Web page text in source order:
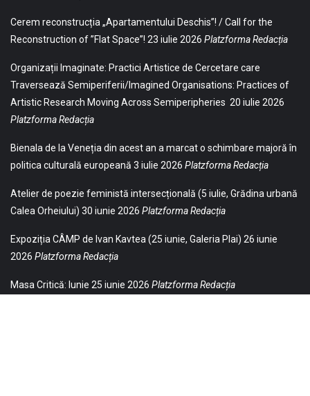
Cerem reconstrucția „Apartamentului Deschis”! / Call for the
Reconstruction of ”Flat Space”! 23 iulie 2026 Platzforma Redacția
Organizații Imaginate: Practici Artistice de Cercetare care
Traversează Semiperiferii/Imagined Organisations: Practices of
Artistic Research Moving Across Semiperipheries 20 iulie 2026
Platzforma Redacția
Bienala de la Veneția din acest an a marcat o schimbare majoră în
politica culturală europeană 3 iulie 2026 Platzforma Redacția
Atelier de poezie feministă intersecțională (5 iulie, Grădina urbană
Calea Orheiului) 30 iunie 2026 Platzforma Redacția
Expoziția CÂMP de Ivan Kavtea (25 iunie, Galeria Plai) 26 iunie
2026 Platzforma Redacția
Masa Critică: Iunie 25 iunie 2026 Platzforma Redacția